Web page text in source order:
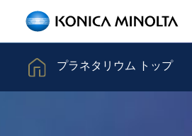
プラネタリウム トップ